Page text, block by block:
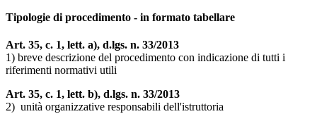
Tipologie di procedimento - in formato tabellare
Art. 35, c. 1, lett. a), d.lgs. n. 33/2013
1) breve descrizione del procedimento con indicazione di tutti i
riferimenti normativi utili
Art. 35, c. 1, lett. b), d.lgs. n. 33/2013
2) unità organizzative responsabili dell'istruttoria